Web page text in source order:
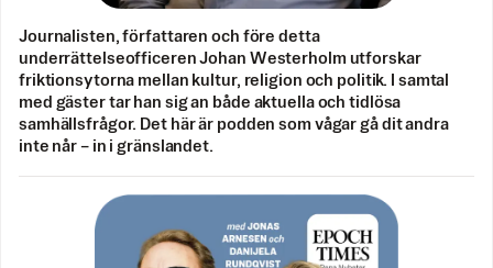
Journalisten, författaren och före detta
underrättelseofficeren Johan Westerholm utforskar
friktionsytorna mellan kultur, religion och politik. I samtal
med gäster tar han sig an både aktuella och tidlösa
samhällsfrågor. Det här är podden som vågar gå dit andra
inte når – in i gränslandet.